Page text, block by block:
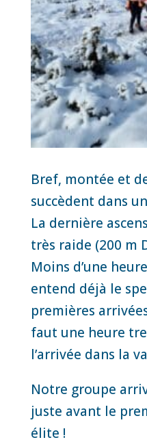
Bref, montée et
succèdent dans
La dernière
très raide (200 m
Moins d’une
entend déjà le
premières
faut une heure
l’arrivée dans la
Notre groupe
juste avant le
élite !